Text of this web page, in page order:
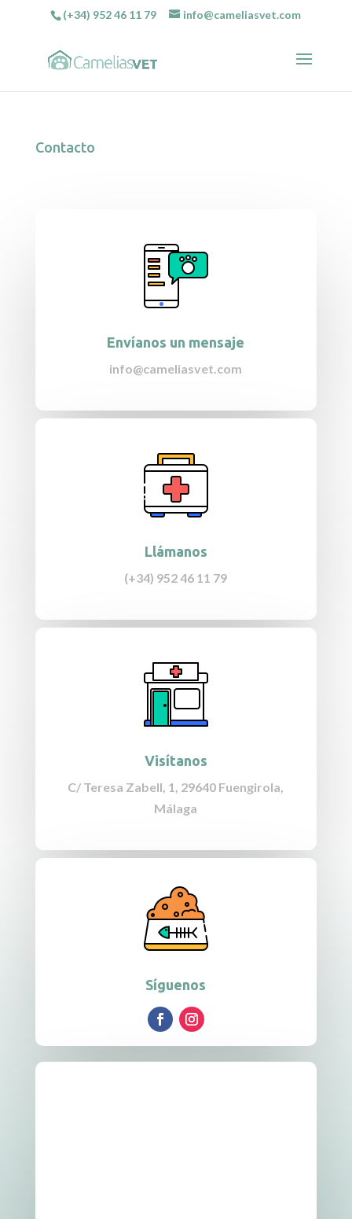
(+34) 952 46 11 79 info@cameliasvet.com
Contacto
Envíanos un mensaje
info@cameliasvet.com
Llámanos
(+34) 952 46 11 79
Visítanos
C/ Teresa Zabell, 1, 29640 Fuengirola,
Málaga
Síguenos